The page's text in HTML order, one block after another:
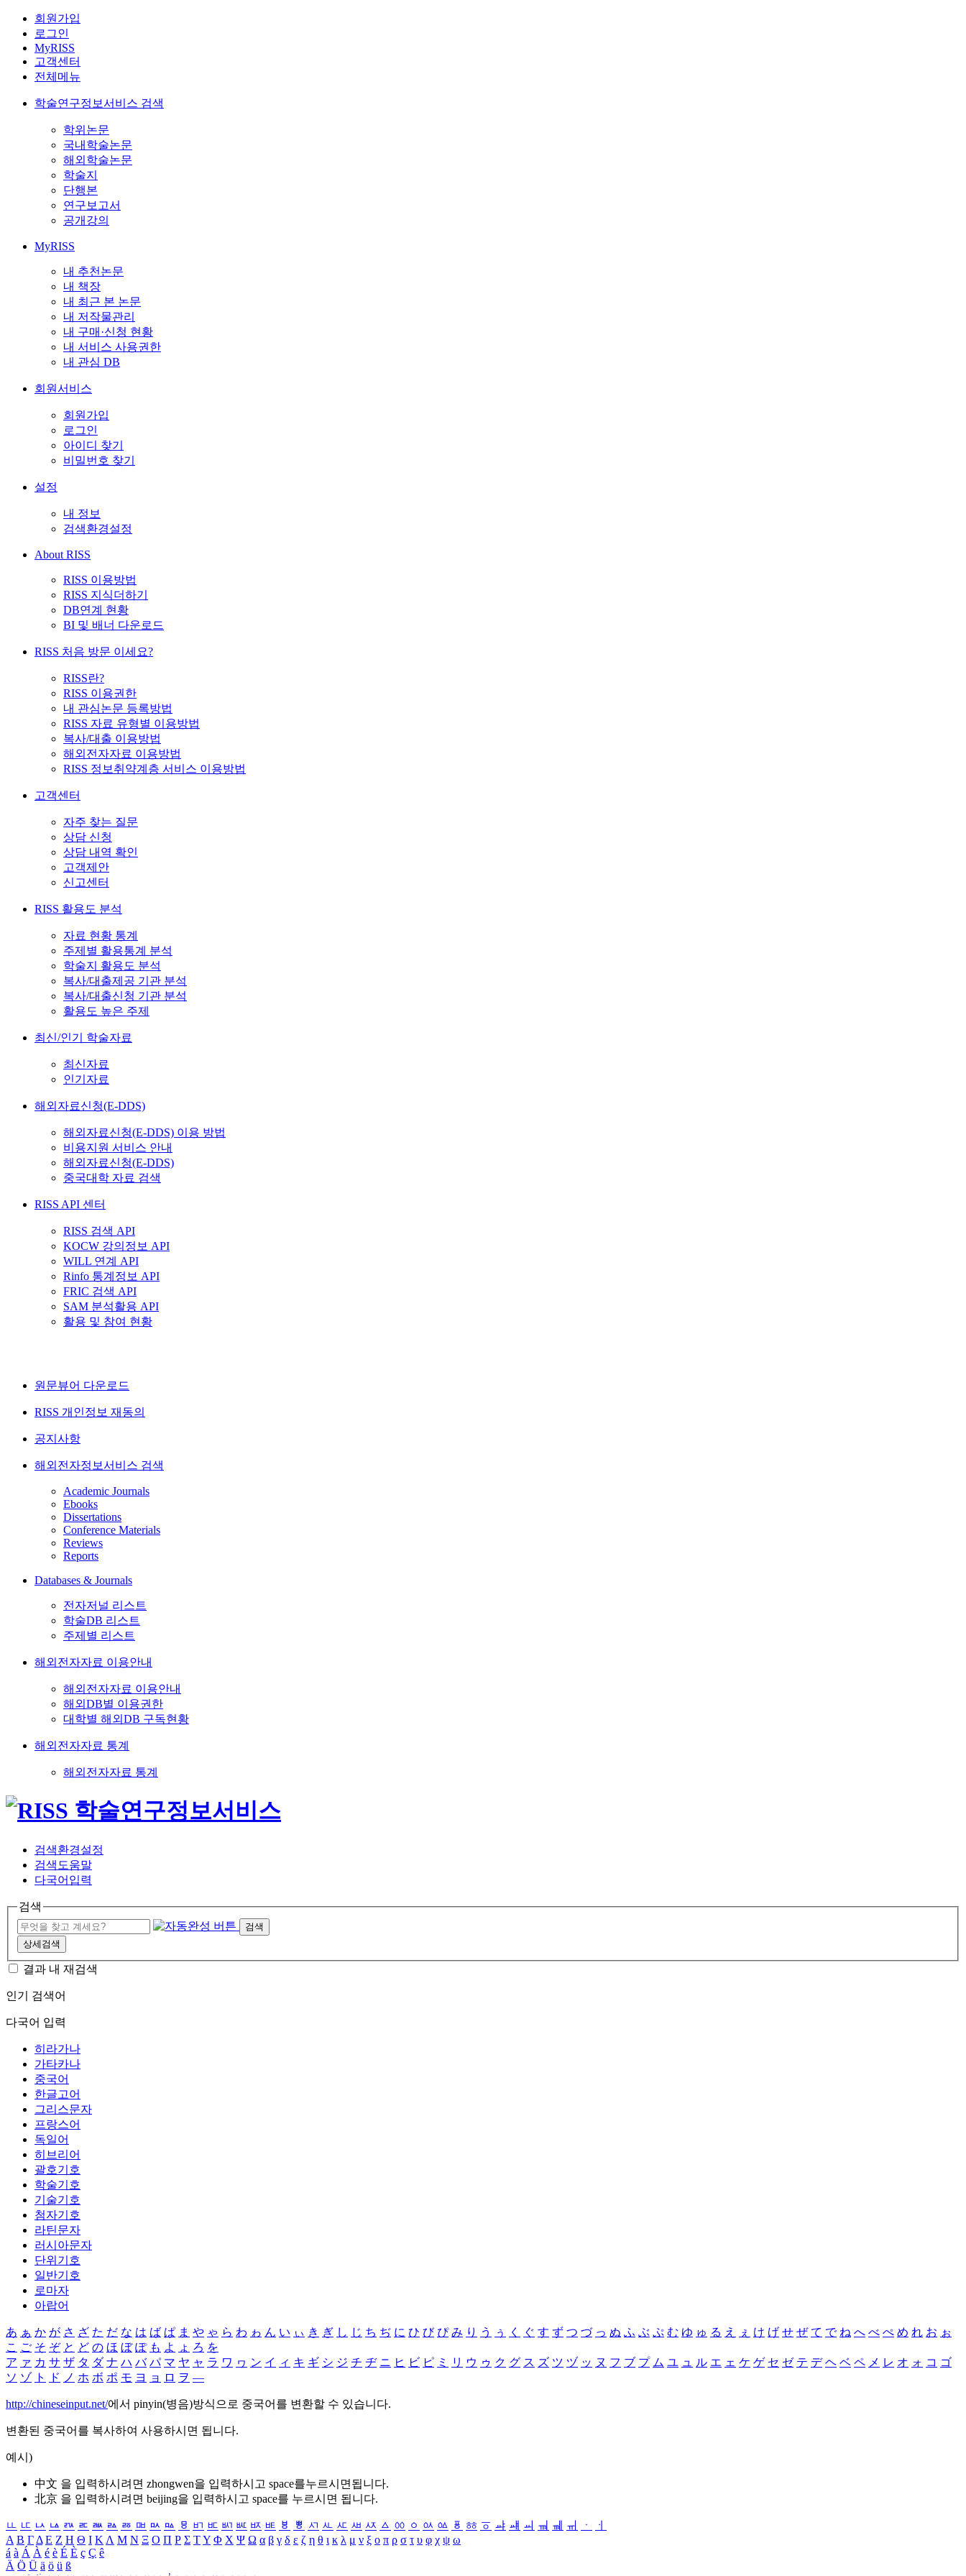
회원가입
로그인
MyRISS
고객센터
전체메뉴
학술연구정보서비스 검색
학위논문
국내학술논문
해외학술논문
학술지
단행본
연구보고서
공개강의
MyRISS
내 추천논문
내 책장
내 최근 본 논문
내 저작물관리
내 구매·신청 현황
내 서비스 사용권한
내 관심 DB
회원서비스
회원가입
로그인
아이디 찾기
비밀번호 찾기
설정
내 정보
검색환경설정
About RISS
RISS 이용방법
RISS 지식더하기
DB연계 현황
BI 및 배너 다운로드
RISS 처음 방문 이세요?
RISS란?
RISS 이용권한
내 관심논문 등록방법
RISS 자료 유형별 이용방법
복사/대출 이용방법
해외전자자료 이용방법
RISS 정보취약계층 서비스 이용방법
고객센터
자주 찾는 질문
상담 신청
상담 내역 확인
고객제안
신고센터
RISS 활용도 분석
자료 현황 통계
주제별 활용통계 분석
학술지 활용도 분석
복사/대출제공 기관 분석
복사/대출신청 기관 분석
활용도 높은 주제
최신/인기 학술자료
최신자료
인기자료
해외자료신청(E-DDS)
해외자료신청(E-DDS) 이용 방법
비용지원 서비스 안내
해외자료신청(E-DDS)
중국대학 자료 검색
RISS API 센터
RISS 검색 API
KOCW 강의정보 API
WILL 연계 API
Rinfo 통계정보 API
FRIC 검색 API
SAM 분석활용 API
활용 및 참여 현황
원문뷰어 다운로드
RISS 개인정보 재동의
공지사항
해외전자정보서비스 검색
Academic Journals
Ebooks
Dissertations
Conference Materials
Reviews
Reports
Databases & Journals
전자저널 리스트
학술DB 리스트
주제별 리스트
해외전자자료 이용안내
해외전자자료 이용안내
해외DB별 이용권한
대학별 해외DB 구독현황
해외전자자료 통계
해외전자자료 통계
검색환경설정
검색도움말
다국어입력
검색
검색
상세검색
결과 내 재검색
인기 검색어
다국어 입력
히라가나
가타카나
중국어
한글고어
그리스문자
프랑스어
독일어
히브리어
괄호기호
학술기호
기술기호
첨자기호
라틴문자
러시아문자
단위기호
일반기호
로마자
아랍어
あ ぁ か が さ ざ た だ な は ば ぱ ま や ゃ ら わ ゎ ん い ぃ き ぎ し じ ち ぢ に ひ び ぴ み り う ぅ く ぐ す ず つ づ っ ぬ ふ ぶ ぷ む ゆ ゅ る え ぇ け げ せ ぜ て で ね へ べ ぺ め れ お ぉ
こ ご そ ぞ と ど の ほ ぼ ぽ も よ ょ ろ を
ア ァ カ サ ザ タ ダ ナ ハ バ パ マ ヤ ャ ラ ワ ヮ ン イ ィ キ ギ シ ジ チ ヂ ニ ヒ ビ ピ ミ リ ウ ゥ ク グ ス ズ ツ ヅ ッ ヌ フ ブ プ ム ユ ュ ル エ ェ ケ ゲ セ ゼ テ デ ヘ ベ ペ メ レ オ ォ コ ゴ
ソ ゾ ト ド ノ ホ ボ ポ モ ヨ ョ ロ ヲ ―
http://chineseinput.net/에서 pinyin(병음)방식으로 중국어를 변환할 수 있습니다.
변환된 중국어를 복사하여 사용하시면 됩니다.
예시)
中文 을 입력하시려면 zhongwen을 입력하시고 space를누르시면됩니다.
北京 을 입력하시려면 beijing을 입력하시고 space를 누르시면 됩니다.
ㅥ ㅦ ㅧ ㅨ ㅩ ㅪ ㅫ ㅬ ㅭ ㅮ ㅯ ㅰ ㅱ ㅲ ㅳ ㅴ ㅵ ㅶ ㅷ ㅸ ㅹ ㅺ ㅻ ㅼ ㅽ ㅾ ㅿ ㆀ ㆁ ㆂ ㆃ ㆄ ㆅ ㆆ ㆇ ㆈ ㆉ ㆊ ㆋ ㆌ ㆍ
ㆎ
Α Β ΓΔ Ε Ζ Η Θ Ι ΚΛ Μ Ν Ξ Ο Π Ρ Σ ΤΥ Φ Χ Ψ Ω α β γ δ ε ζ η θ ι κ λ μ ν ξ ο π ρ σ τ υ φ χ ψ ω
á à Á À é è É È ç Ç ê
Ä Ö Ü ä ö ü ß